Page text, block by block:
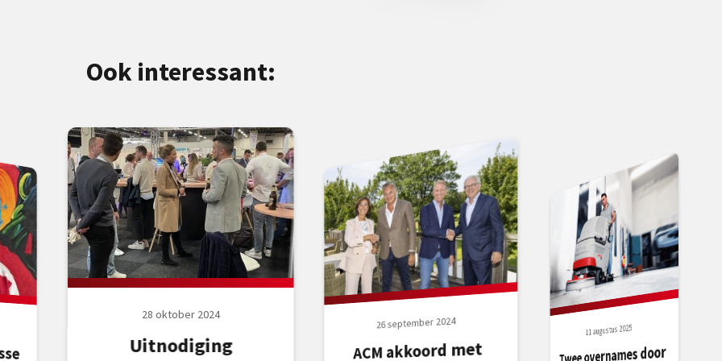
Ook interessant:
28 oktober 2024
Uitnodiging
26 september 2024
ACM akkoord met
11 augustus 2025
Twee overnames door